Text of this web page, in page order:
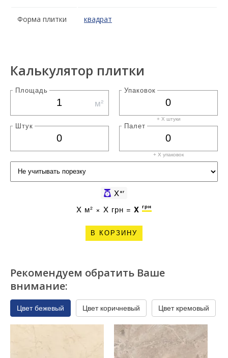
Форма плитки квадрат
Калькулятор плитки
Площадь
м²
Упаковок
+ X штуки
Штук Палет
+ X упаковок
Xкг
X м² × X грн = X грн
В КОРЗИНУ
Рекомендуем обратить Ваше
внимание:
Цвет бежевый Цвет коричневый Цвет кремовый